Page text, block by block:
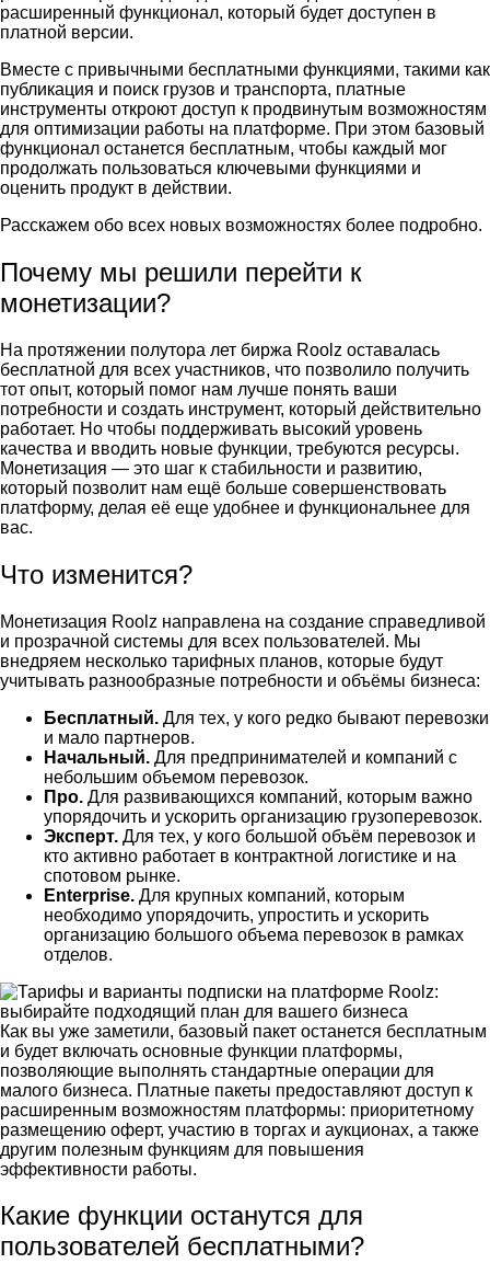
расширенный функционал, который будет доступен в
платной версии.
Вместе с привычными бесплатными функциями, такими как
публикация и поиск грузов и транспорта, платные
инструменты откроют доступ к продвинутым возможностям
для оптимизации работы на платформе. При этом базовый
функционал останется бесплатным, чтобы каждый мог
продолжать пользоваться ключевыми функциями и
оценить продукт в действии.
Расскажем обо всех новых возможностях более подробно.
Почему мы решили перейти к
монетизации?
На протяжении полутора лет биржа Roolz оставалась
бесплатной для всех участников, что позволило получить
тот опыт, который помог нам лучше понять ваши
потребности и создать инструмент, который действительно
работает. Но чтобы поддерживать высокий уровень
качества и вводить новые функции, требуются ресурсы.
Монетизация — это шаг к стабильности и развитию,
который позволит нам ещё больше совершенствовать
платформу, делая её еще удобнее и функциональнее для
вас.
Что изменится?
Монетизация Roolz направлена на создание справедливой
и прозрачной системы для всех пользователей. Мы
внедряем несколько тарифных планов, которые будут
учитывать разнообразные потребности и объёмы бизнеса:
Бесплатный. Для тех, у кого редко бывают перевозки
и мало партнеров.
Начальный. Для предпринимателей и компаний с
небольшим объемом перевозок.
Про. Для развивающихся компаний, которым важно
упорядочить и ускорить организацию грузоперевозок.
Эксперт. Для тех, у кого большой объём перевозок и
кто активно работает в контрактной логистике и на
спотовом рынке.
Enterprise. Для крупных компаний, которым
необходимо упорядочить, упростить и ускорить
организацию большого объема перевозок в рамках
отделов.
Как вы уже заметили, базовый пакет останется бесплатным
и будет включать основные функции платформы,
позволяющие выполнять стандартные операции для
малого бизнеса. Платные пакеты предоставляют доступ к
расширенным возможностям платформы: приоритетному
размещению оферт, участию в торгах и аукционах, а также
другим полезным функциям для повышения
эффективности работы.
Какие функции останутся для
пользователей бесплатными?